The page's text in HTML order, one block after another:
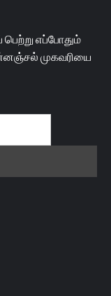
எப்போதும்
முகவரியை